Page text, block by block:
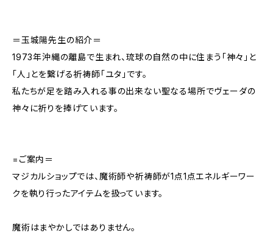
＝玉城陽先生の紹介＝
1973年沖縄の離島で生まれ、琉球の自然の中に住まう「神々」と
「人」とを繋げる祈祷師「ユタ」です。
私たちが足を踏み入れる事の出来ない聖なる場所でヴェーダの
神々に祈りを捧げています。
=ご案内＝
マジカルショップでは、魔術師や祈祷師が1点1点エネルギーワー
クを執り行ったアイテムを扱っています。
魔術はまやかしではありません。